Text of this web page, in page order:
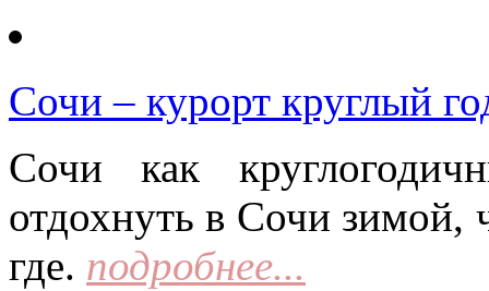
Сочи – курорт круглый
Сочи как
отдохнуть в Сочи зимой,
где. подробнее...